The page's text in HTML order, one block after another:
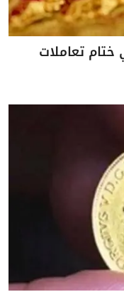
جنيهًا في ختام تعاملات